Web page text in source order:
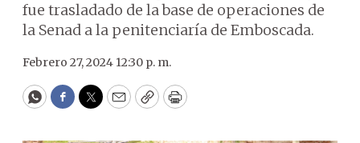
fue trasladado de la base de operaciones de
la Senad a la penitenciaría de Emboscada.
Febrero 27, 2024 12:30 p. m.
WhatsApp
Facebook
Twitter
EmailCopyPrint